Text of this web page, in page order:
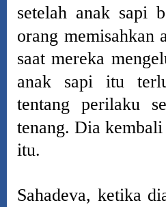
setelah anak sapi
orang memisahkan
saat mereka
anak sapi itu
tentang perilaku
tenang. Dia kembali
itu.
Sahadeva, ketika